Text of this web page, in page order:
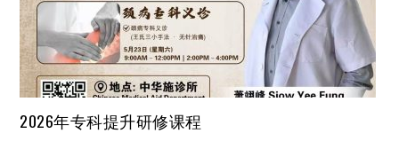
2026年专科提升研修课程